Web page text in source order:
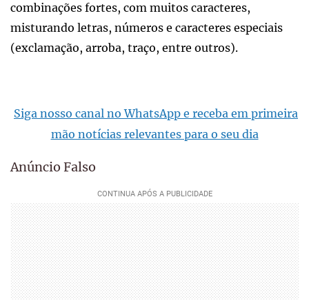
combinações fortes, com muitos caracteres,
misturando letras, números e caracteres especiais
(exclamação, arroba, traço, entre outros).
Siga nosso canal no WhatsApp e receba em primeira
mão notícias relevantes para o seu dia
Anúncio Falso